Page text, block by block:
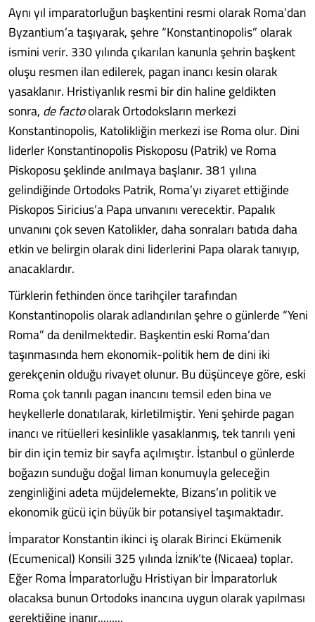
Aynı yıl imparatorluğun başkentini resmi olarak Roma’dan
Byzantium’a taşıyarak, şehre “Konstantinopolis” olarak
ismini verir. 330 yılında çıkarılan kanunla şehrin başkent
oluşu resmen ilan edilerek, pagan inancı kesin olarak
yasaklanır. Hristiyanlık resmi bir din haline geldikten
sonra,de factoolarak Ortodoksların merkezi
Konstantinopolis, Katolikliğin merkezi ise Roma olur. Dini
liderler Konstantinopolis Piskoposu (Patrik) ve Roma
Piskoposu şeklinde anılmaya başlanır. 381 yılına
gelindiğinde Ortodoks Patrik, Roma’yı ziyaret ettiğinde
Piskopos Siricius’a Papa unvanını verecektir. Papalık
unvanını çok seven Katolikler, daha sonraları batıda daha
etkin ve belirgin olarak dini liderlerini Papa olarak tanıyıp,
anacaklardır.
Türklerin fethinden önce tarihçiler tarafından
Konstantinopolis olarak adlandırılan şehre o günlerde “Yeni
Roma” da denilmektedir. Başkentin eski Roma’dan
taşınmasında hem ekonomik-politik hem de dini iki
gerekçenin olduğu rivayet olunur. Bu düşünceye göre, eski
Roma çok tanrılı pagan inancını temsil eden bina ve
heykellerle donatılarak, kirletilmiştir. Yeni şehirde pagan
inancı ve ritüelleri kesinlikle yasaklanmış, tek tanrılı yeni
bir din için temiz bir sayfa açılmıştır. İstanbul o günlerde
boğazın sunduğu doğal liman konumuyla geleceğin
zenginliğini adeta müjdelemekte, Bizans’ın politik ve
ekonomik gücü için büyük bir potansiyel taşımaktadır.
İmparator Konstantin ikinci iş olarak Birinci Ekümenik
(Ecumenical) Konsili 325 yılında İznik’te (Nicaea) toplar.
Eğer Roma İmparatorluğu Hristiyan bir İmparatorluk
olacaksa bunun Ortodoks inancına uygun olarak yapılması